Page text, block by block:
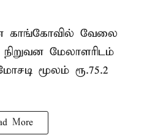
காங்கோவில் வேலை
மேலாளரிடம்
மூலம் ரூ.75.2
More